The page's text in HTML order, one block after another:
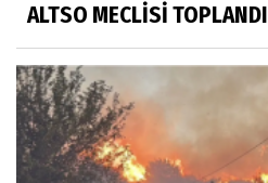
ALTSO MECLİSİ TOPLANDI